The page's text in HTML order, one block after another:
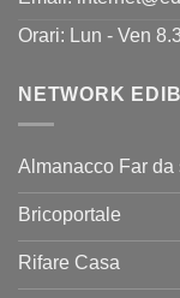
Orari: Lun - Ven
NETWORK
Almanacco Far da
Bricoportale
Rifare Casa